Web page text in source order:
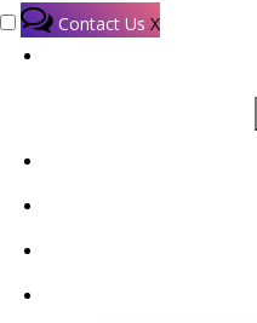
Contact Us X